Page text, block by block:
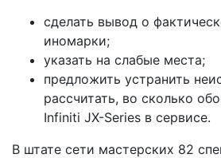
сделать вывод о
иномарки;
указать на слабые места;
предложить устранить
рассчитать, во сколько
Infiniti JX-Series в сервисе.
В штате сети мастерских 82